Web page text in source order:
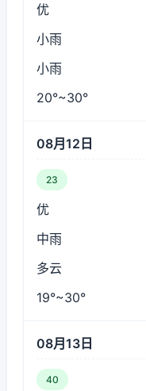
优
小雨
小雨
20°~30°
08月12日
23
优
中雨
多云
19°~30°
08月13日
40